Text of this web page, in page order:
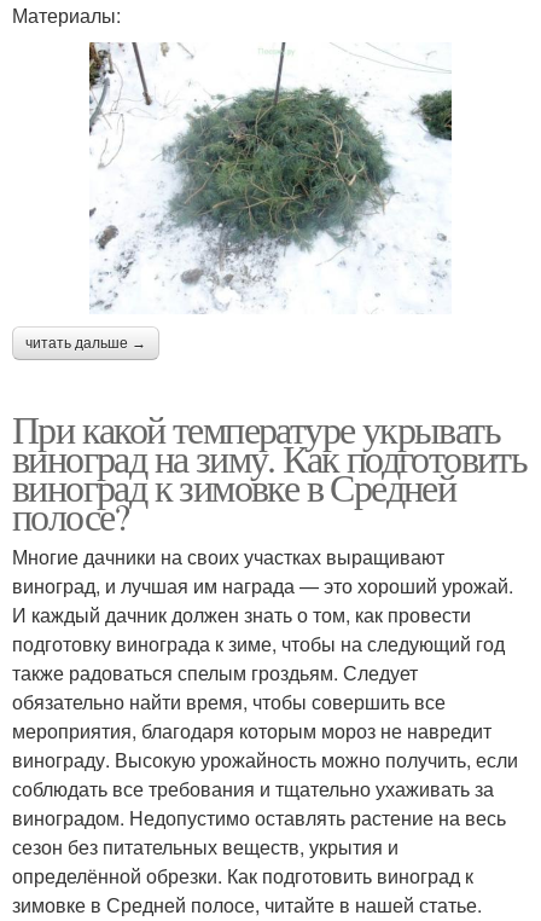
Материалы:
читать дальше →
При какой температуре укрывать
виноград на зиму. Как подготовить
виноград к зимовке в Средней
полосе?
Многие дачники на своих участках выращивают
виноград, и лучшая им награда — это хороший урожай.
И каждый дачник должен знать о том, как провести
подготовку винограда к зиме, чтобы на следующий год
также радоваться спелым гроздьям. Следует
обязательно найти время, чтобы совершить все
мероприятия, благодаря которым мороз не навредит
винограду. Высокую урожайность можно получить, если
соблюдать все требования и тщательно ухаживать за
виноградом. Недопустимо оставлять растение на весь
сезон без питательных веществ, укрытия и
определённой обрезки. Как подготовить виноград к
зимовке в Средней полосе, читайте в нашей статье.